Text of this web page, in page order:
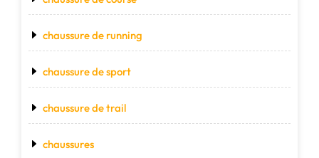
chaussure de running
chaussure de sport
chaussure de trail
chaussures